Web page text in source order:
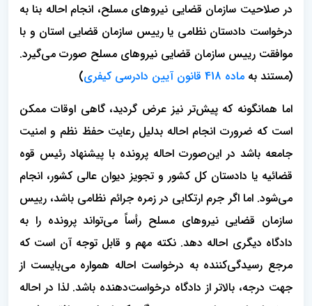
در صلاحیت سازمان قضایی نیروهای مسلح، انجام احاله بنا به
درخواست دادستان نظامی یا رییس سازمان قضایی استان و با
موافقت رییس سازمان قضایی نیروهای مسلح صورت می‌گیرد.
(مستند به ماده 418 قانون آیین دادرسی کیفری
)
اما همانگونه که پیش‌تر نیز عرض گردید، گاهی اوقات ممکن
است که ضرورت انجام احاله بدلیل رعایت حفظ نظم و امنیت
جامعه باشد در این‌صورت احاله پرونده با پیشنهاد رئیس قوه
قضائیه یا دادستان کل کشور و تجویز دیوان عالی کشور، انجام
می‌شود. اما اگر جرم ارتکابی در زمره جرائم نظامی باشد، رییس
سازمان قضایی نیروهای مسلح رأساً می‌تواند پرونده را به
دادگاه دیگری احاله دهد. نکته مهم و قابل توجه آن است که
مرجع رسیدگی‌کننده به درخواست احاله همواره می‌بایست از
جهت درجه، بالاتر از دادگاه درخواست‌دهنده باشد. لذا در احاله